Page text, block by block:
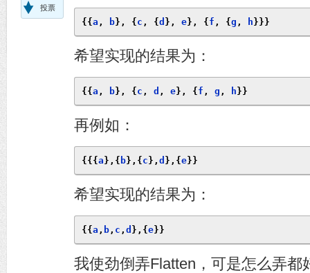
投票
{{ a , b}, { c , { d }, e}, { f , { g , h }}}
希望实现的结果为：
{{ a , b}, { c , d , e}, { f , g , h }}
再例如：
{{{ a },{ b},{ c }, d },{ e}}
希望实现的结果为：
{{ a , b , c , d },{ e}}
我使劲倒弄Flatten，可是怎么弄都